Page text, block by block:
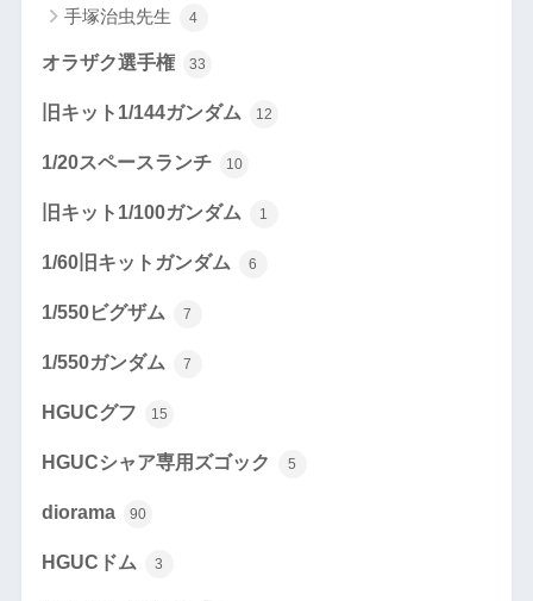
手塚治虫先生 4
オラザク選手権 33
旧キット1/144ガンダム 12
1/20スペースランチ 10
旧キット1/100ガンダム 1
1/60旧キットガンダム 6
1/550ビグザム 7
1/550ガンダム 7
HGUCグフ 15
HGUCシャア専用ズゴック 5
diorama 90
HGUCドム 3